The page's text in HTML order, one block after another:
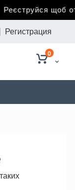
щоб
Регистрация
0